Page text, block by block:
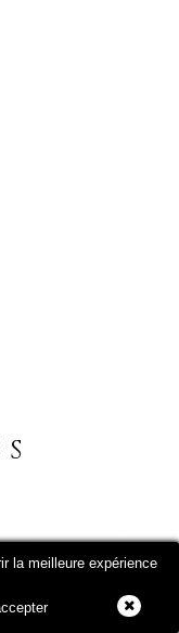
la meilleure expérience